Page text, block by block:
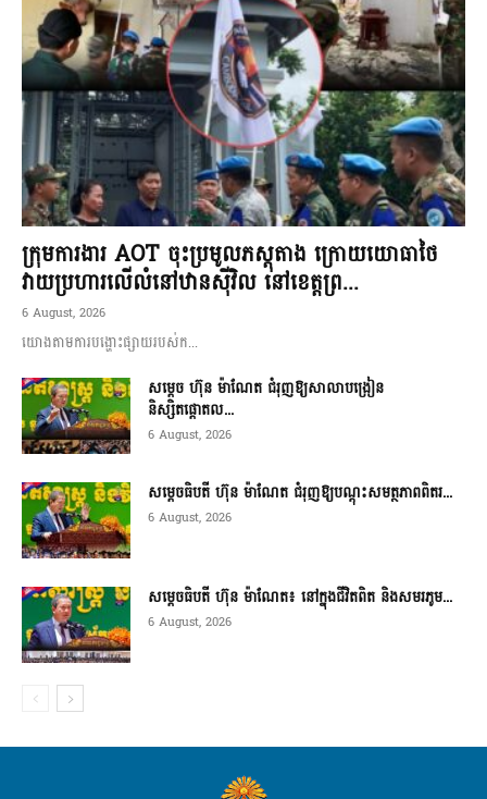
ក្រុមការងារ AOT ចុះប្រមូលភស្តុតាង ក្រោយយោធាថៃ
វាយប្រហារលើលំនៅឋានស៊ីវិល នៅខេត្តព្រ...
6 August, 2026
យោងតាមការបង្ហោះផ្សាយរបស់ក...
សម្តេច ហ៊ុន ម៉ាណែត ជំរុញឱ្យសាលាបង្រៀន
និស្សិតផ្តោតល...
6 August, 2026
សម្តេចធិបតី ហ៊ុន ម៉ាណែត ជំរុញឱ្យបណ្តុះសមត្ថភាពពិតរ...
6 August, 2026
សម្តេចធិបតី ហ៊ុន ម៉ាណែត៖ នៅក្នុងជីវិតពិត និងសមរភូម...
6 August, 2026